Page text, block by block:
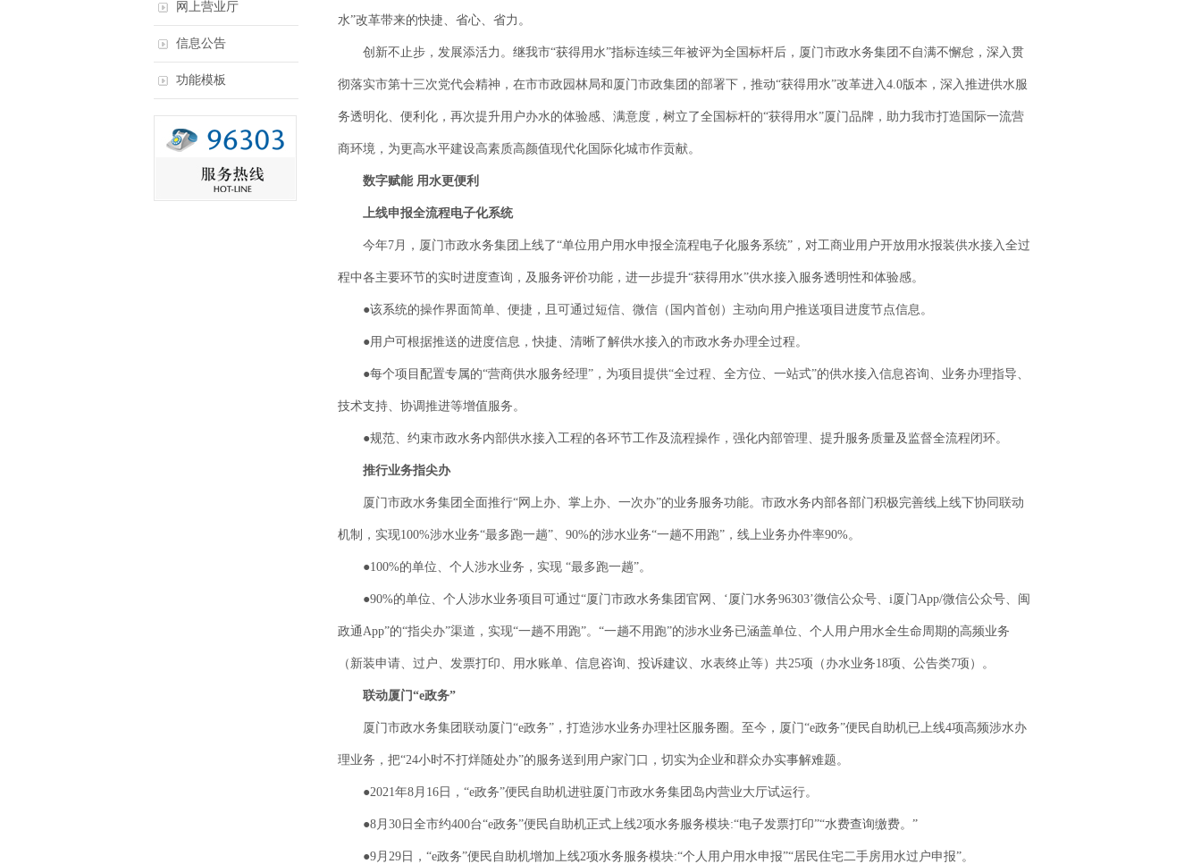
网上营业厅
信息公告
功能模板
水”改革带来的快捷、省心、省力。
创新不止步，发展添活力。继我市“获得用水”指标连续三年被评为全国标杆后，厦门市政水务集团不自满不懈怠，深入贯
彻落实市第十三次党代会精神，在市市政园林局和厦门市政集团的部署下，推动“获得用水”改革进入4.0版本，深入推进供水服
务透明化、便利化，再次提升用户办水的体验感、满意度，树立了全国标杆的“获得用水”厦门品牌，助力我市打造国际一流营
商环境，为更高水平建设高素质高颜值现代化国际化城市作贡献。
数字赋能 用水更便利
上线申报全流程电子化系统
今年7月，厦门市政水务集团上线了“单位用户用水申报全流程电子化服务系统”，对工商业用户开放用水报装供水接入全过
程中各主要环节的实时进度查询，及服务评价功能，进一步提升“获得用水”供水接入服务透明性和体验感。
●该系统的操作界面简单、便捷，且可通过短信、微信（国内首创）主动向用户推送项目进度节点信息。
●用户可根据推送的进度信息，快捷、清晰了解供水接入的市政水务办理全过程。
●每个项目配置专属的“营商供水服务经理”，为项目提供“全过程、全方位、一站式”的供水接入信息咨询、业务办理指导、
技术支持、协调推进等增值服务。
●规范、约束市政水务内部供水接入工程的各环节工作及流程操作，强化内部管理、提升服务质量及监督全流程闭环。
推行业务指尖办
厦门市政水务集团全面推行“网上办、掌上办、一次办”的业务服务功能。市政水务内部各部门积极完善线上线下协同联动
机制，实现100%涉水业务“最多跑一趟”、90%的涉水业务“一趟不用跑”，线上业务办件率90%。
●100%的单位、个人涉水业务，实现 “最多跑一趟”。
●90%的单位、个人涉水业务项目可通过“厦门市政水务集团官网、‘厦门水务96303’微信公众号、i厦门App/微信公众号、闽
政通App”的“指尖办”渠道，实现“一趟不用跑”。“一趟不用跑”的涉水业务已涵盖单位、个人用户用水全生命周期的高频业务
（新装申请、过户、发票打印、用水账单、信息咨询、投诉建议、水表终止等）共25项（办水业务18项、公告类7项）。
联动厦门“e政务”
厦门市政水务集团联动厦门“e政务”，打造涉水业务办理社区服务圈。至今，厦门“e政务”便民自助机已上线4项高频涉水办
理业务，把“24小时不打烊随处办”的服务送到用户家门口，切实为企业和群众办实事解难题。
●2021年8月16日，“e政务”便民自助机进驻厦门市政水务集团岛内营业大厅试运行。
●8月30日全市约400台“e政务”便民自助机正式上线2项水务服务模块:“电子发票打印”“水费查询缴费。”
●9月29日，“e政务”便民自助机增加上线2项水务服务模块:“个人用户用水申报”“居民住宅二手房用水过户申报”。